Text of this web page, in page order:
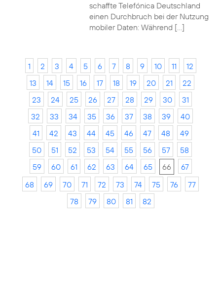
schaffte Telefónica Deutschland
einen Durchbruch bei der Nutzung
mobiler Daten: Während […]
1 2 3 4 5 6 7 8 9 10 11
12
13
14 15 16 17 18 19 20 21
22
23
24 25 26 27 28 29 30
31
32
33 34 35 36 37 38 39
40
41
42 43 44 45 46 47 48
49
50
51 52 53 54 55 56 57
58
59
60 61 62 63 64 65 66
67
68
69 70 71 72 73 74 75 76
77
78
79 80 81 82